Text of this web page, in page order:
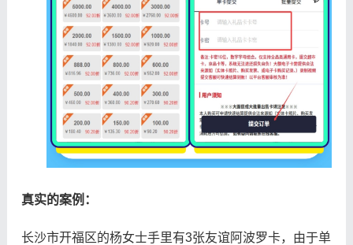
真实的案例：
长沙市开福区的杨女士手里有3张友谊阿波罗卡，由于单